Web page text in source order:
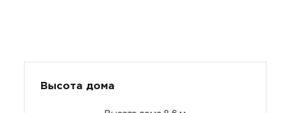
Высота дома